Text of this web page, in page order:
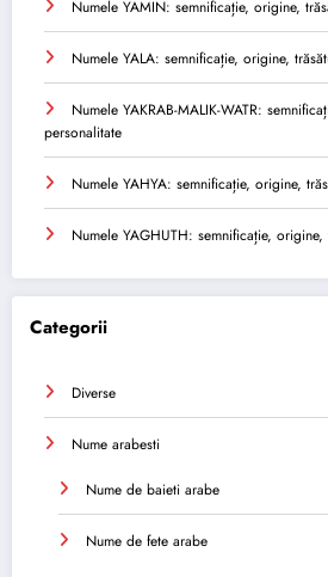
Numele YAMIN: semnificație, origine,
Numele YALA: semnificație, origine,
Numele YAKRAB-MALIK-WATR:
personalitate
Numele YAHYA: semnificație, origine,
Numele YAGHUTH: semnificație,
Categorii
Diverse
Nume arabesti
Nume de baieti arabe
Nume de fete arabe